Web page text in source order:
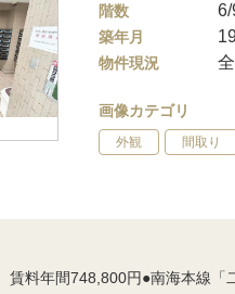
階数
築年月
物件現況
画像カテゴリ
外観 間取り
料年間748,800円●南海本線「